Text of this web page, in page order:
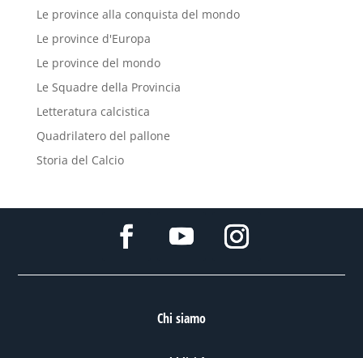
Le province alla conquista del mondo
Le province d'Europa
Le province del mondo
Le Squadre della Provincia
Letteratura calcistica
Quadrilatero del pallone
Storia del Calcio
Chi siamo